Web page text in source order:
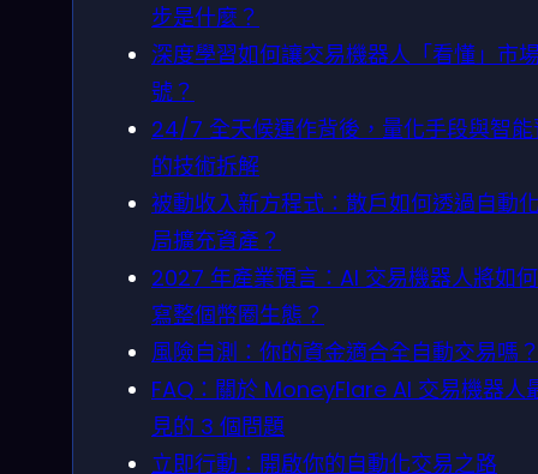
步是什麼？
深度學習如何讓交易機器人「看懂」市
號？
24/7 全天候運作背後，量化手段與智
的技術拆解
被動收入新方程式：散戶如何透過自動
局擴充資產？
2027 年產業預言：AI 交易機器人將如
寫整個幣圈生態？
風險自測：你的資金適合全自動交易嗎
FAQ：關於 MoneyFlare AI 交易機器人
見的 3 個問題
立即行動：開啟你的自動化交易之路